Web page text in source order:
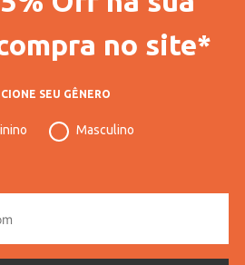
Convencional
Adulto
Curta
no site*
SEU GÊNERO
Masculino